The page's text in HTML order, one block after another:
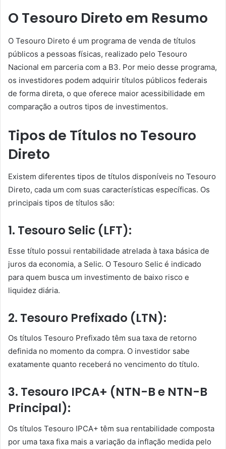
O Tesouro Direto em Resumo
O Tesouro Direto é um programa de venda de títulos
públicos a pessoas físicas, realizado pelo Tesouro
Nacional em parceria com a B3. Por meio desse programa,
os investidores podem adquirir títulos públicos federais
de forma direta, o que oferece maior acessibilidade em
comparação a outros tipos de investimentos.
Tipos de Títulos no Tesouro
Direto
Existem diferentes tipos de títulos disponíveis no Tesouro
Direto, cada um com suas características específicas. Os
principais tipos de títulos são:
1. Tesouro Selic (LFT):
Esse título possui rentabilidade atrelada à taxa básica de
juros da economia, a Selic. O Tesouro Selic é indicado
para quem busca um investimento de baixo risco e
liquidez diária.
2. Tesouro Prefixado (LTN):
Os títulos Tesouro Prefixado têm sua taxa de retorno
definida no momento da compra. O investidor sabe
exatamente quanto receberá no vencimento do título.
3. Tesouro IPCA+ (NTN-B e NTN-B
Principal):
Os títulos Tesouro IPCA+ têm sua rentabilidade composta
por uma taxa fixa mais a variação da inflação medida pelo